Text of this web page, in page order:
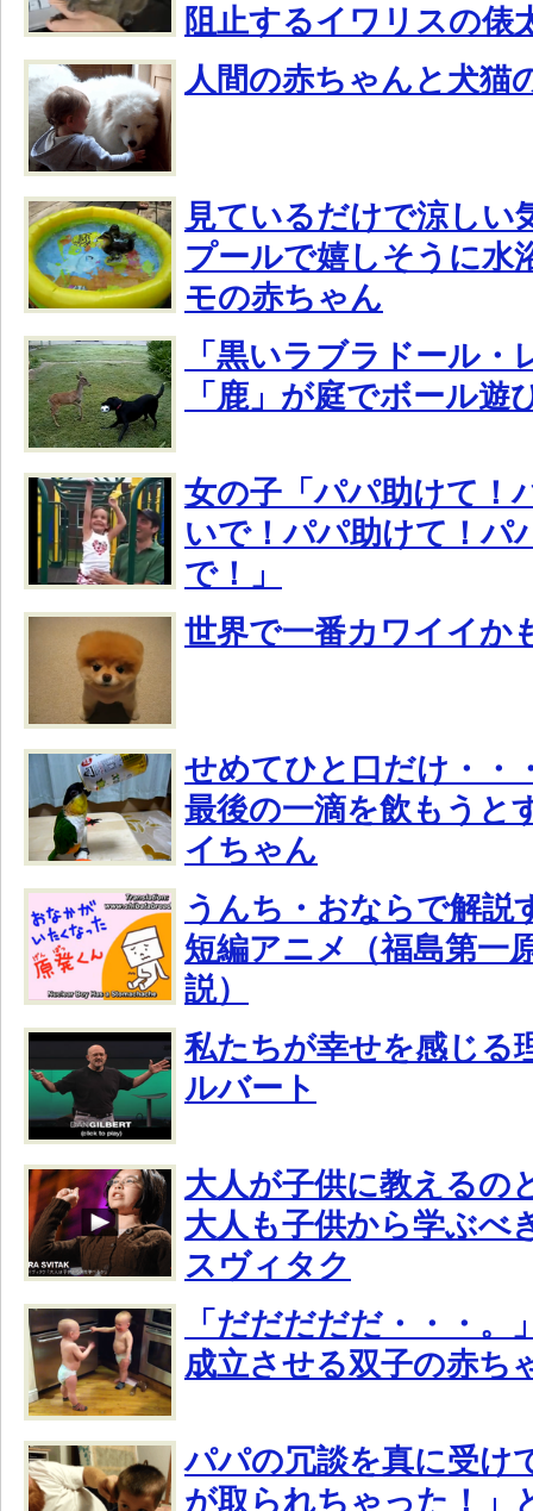
阻止するイワリスの俵
人間の赤ちゃんと犬猫
見ているだけで涼しい
プールで嬉しそうに水
モの赤ちゃん
「黒いラブラドール・
「鹿」が庭でボール遊
女の子「パパ助けて！
いで！パパ助けて！パ
で！」
世界で一番カワイイか
せめてひと口だけ・・
最後の一滴を飲もうと
イちゃん
うんち・おならで解説
短編アニメ（福島第一
説）
私たちが幸せを感じる
ルバート
大人が子供に教えるの
大人も子供から学ぶべ
スヴィタク
「だだだだだ・・・。
成立させる双子の赤ち
パパの冗談を真に受け
が取られちゃった！」